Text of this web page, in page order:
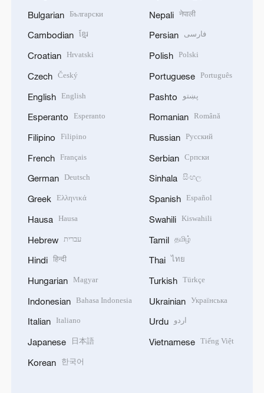
Bulgarian Български
Cambodian ខ្មែរ
Croatian Hrvatski
Czech Český
English English
Esperanto Esperanto
Filipino Filipino
French Français
German Deutsch
Greek Ελληνικά
Hausa Hausa
Hebrew עברית
Hindi हिन्दी
Hungarian Magyar
Indonesian Bahasa Indonesia
Italian Italiano
Japanese 日本語
Korean 한국어
Nepali नेपाली
Persian فارسی
Polish Polski
Portuguese Português
Pashto پښتو
Romanian Română
Russian Русский
Serbian Српски
Sinhala සිංහල
Spanish Español
Swahili Kiswahili
Tamil தமிழ்
Thai ไทย
Turkish Türkçe
Ukrainian Українська
Urdu اردو
Vietnamese Tiếng Việt